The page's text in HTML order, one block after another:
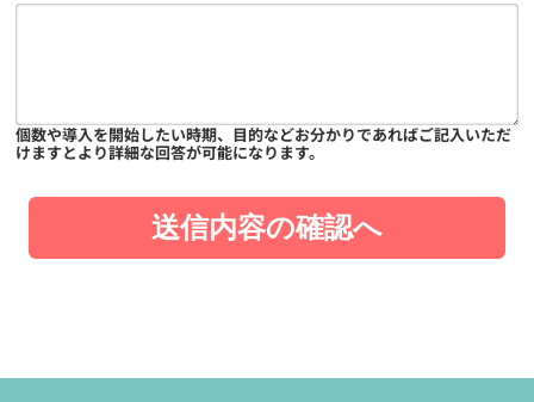
個数や導入を開始したい時期、目的などお分かりであればご記入いただ
けますとより詳細な回答が可能になります。
送信内容の確認へ